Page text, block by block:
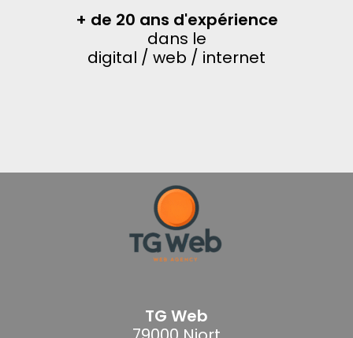
+ de 20 ans d'expérience
dans le
digital / web / internet
TG Web